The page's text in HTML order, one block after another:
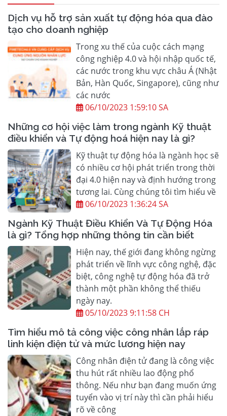
Dịch vụ hỗ trợ sản xuất tự động hóa qua đào
tạo cho doanh nghiệp
Trong xu thế của cuộc cách mạng
công nghiệp 4.0 và hội nhập quốc tế,
các nước trong khu vực châu Á (Nhật
Bản, Hàn Quốc, Singapore), cũng như
các nước
06/10/2023 1:59:10 SA
Những cơ hội việc làm trong ngành Kỹ thuật
điều khiển và Tự động hoá hiện nay là gì?
Kỹ thuật tự động hóa là ngành học sẽ
có nhiều cơ hội phát triển trong thời
đại 4.0 hiện nay và định hướng trong
tương lai. Cùng chúng tôi tìm hiểu về
06/10/2023 1:36:24 SA
Ngành Kỹ Thuật Điều Khiển Và Tự Động Hóa
là gì? Tổng hợp những thông tin cần biết
Hiện nay, thế giới đang không ngừng
phát triển về lĩnh vực công nghệ, đặc
biệt, công nghệ tự động hóa đã trở
thành một phần không thể thiếu
ngày nay.
05/10/2023 9:11:58 CH
Tìm hiểu mô tả công việc công nhân lắp ráp
linh kiện điện tử và mức lương hiện nay
Công nhân điện tử đang là công việc
thu hút rất nhiều lao động phổ
thông. Nếu như bạn đang muốn ứng
tuyển vào vị trí này thì cần phải hiểu
rõ về công